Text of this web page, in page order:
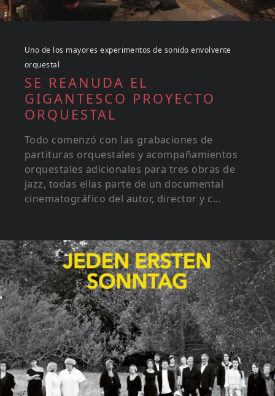
Uno de los mayores experimentos de sonido envolvente
orquestal
SE REANUDA EL
GIGANTESCO PROYECTO
ORQUESTAL
Todo comenzó con las grabaciones de
partituras orquestales y acompañamientos
orquestales adicionales para tres obras de
jazz, todas ellas parte de un documental
cinematográfico del autor, director y c...